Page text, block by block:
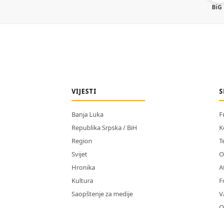
BiG
VIJESTI
Banja Luka
Republika Srpska / BiH
Region
Svijet
Hronika
Kultura
Saopštenje za medije